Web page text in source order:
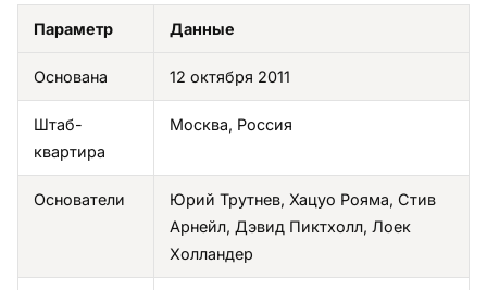
Параметр Данные
Основана 12 октября 2011
Штаб-
квартира
Москва, Россия
Основатели
Юрий Трутнев, Хацуо Рояма, Стив
Арнейл, Дэвид Пиктхолл, Лоек
Холландер